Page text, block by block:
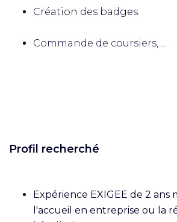
Création des badges.
Commande de coursiers, ...
Profil recherché
Expérience EXIGEE de 2 ans
l'accueil en entreprise ou la